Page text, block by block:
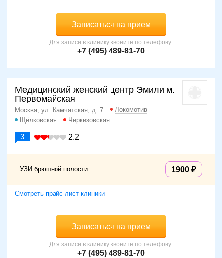
Записаться на прием
Для записи в клинику звоните по телефону:
+7 (495) 489-81-70
Медицинский женский центр Эмили м.
Первомайская
Москва, ул. Камчатская, д. 7
Локомотив
Щёлковская
Черкизовская
3 2.2
УЗИ брюшной полости 1900
Смотреть прайс-лист клиники →
Записаться на прием
Для записи в клинику звоните по телефону:
+7 (495) 489-81-70